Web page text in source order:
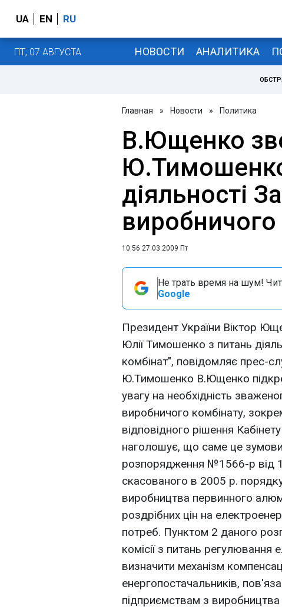
UA EN RU
ПТ, 07 АВГУСТА НОВОСТИ АНАЛИТИКА
Главная » Новости » Политика
В.Ющенко
діяльності
виробничого
10:56 27.03.2009 Пт
Не трать время на шум!
Google
Президент України Віктор
Юлії Тимошенко з питань
комбінат", повідомляє прес-
Ю.Тимошенко В.Ющенко
увагу на необхідність
виробничого комбінату,
відповідного рішення
наголошує, що саме це
розпорядження №1566-р від
скасованого в 2005 р.
виробництва первинного
роздрібних цін на
потреб. Пунктом 2 даного
комісії з питань регулювання
визначити механізм
енергопостачальників,
підприємствам з